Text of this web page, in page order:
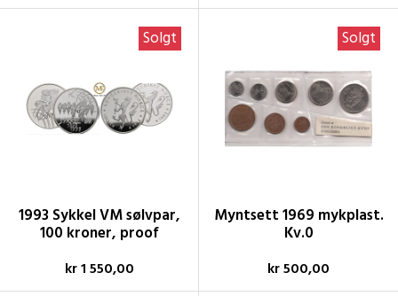
1993 Sykkel VM sølvpar,
100 kroner, proof
kr 1 550,00
Solgt
Myntsett 1969 mykplast.
Kv.0
kr 500,00
Solgt